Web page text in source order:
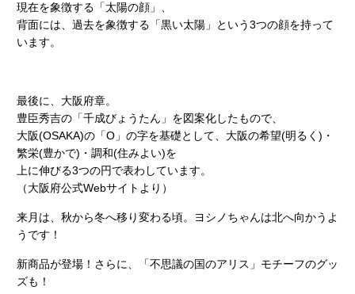
現在を象徴する「太陽の顔」、
背面には、過去を象徴する「黒い太陽」という3つの顔を持って
います。
最後に、大阪府章。
豊臣秀吉の「千成びょうたん」を図案化したもので、
大阪(OSAKA)の「O」の字を基礎として、大阪の希望(明るく)・
繁栄(豊かで)・調和(住みよい)を
上に伸びる3つの円で表わしています。
（大阪府公式Webサイトより）
来月は、秋から冬へ移り変わる頃。ヨシノちゃんは北へ向かうよ
うです！
新商品が登場！さらに、「不思議の国のアリス」モチーフのグッ
ズも！